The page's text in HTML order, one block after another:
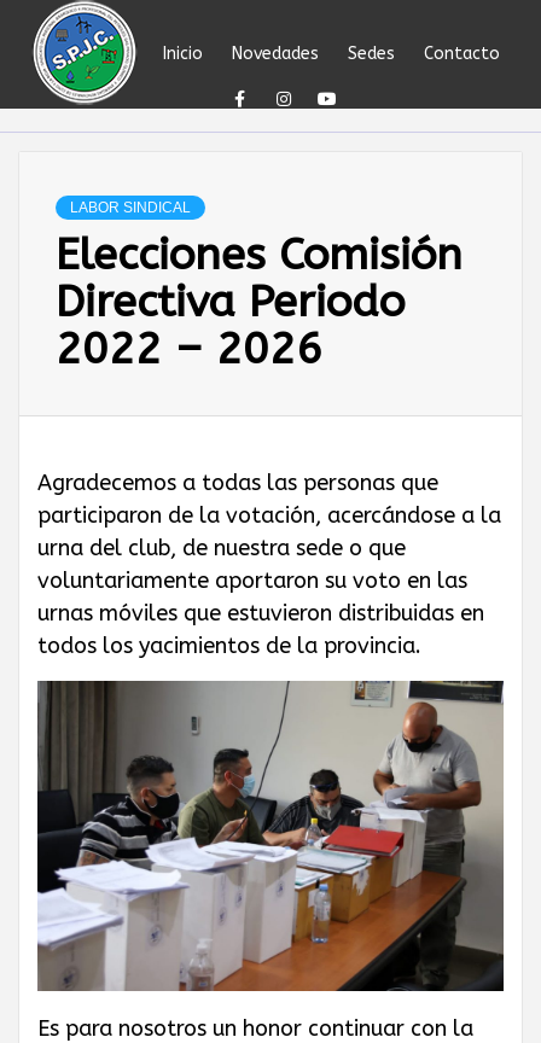
content
Inicio Novedades Sedes Contacto
SINDICATO DEL
PERSONAL
JERÁRQUICO Y
PROFESIONAL
DEL
PETRÓLEO,
GAS PRIVADO
Y QUÍMICOS DE
CUYO
LABOR SINDICAL
Elecciones Comisión
Directiva Periodo
2022 – 2026
Agradecemos a todas las personas que
participaron de la votación, acercándose a la
urna del club, de nuestra sede o que
voluntariamente aportaron su voto en las
urnas móviles que estuvieron distribuidas en
todos los yacimientos de la provincia.
Es para nosotros un honor continuar con la